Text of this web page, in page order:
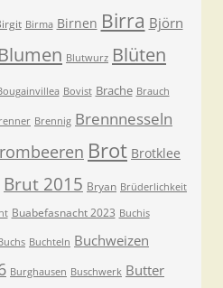
Birma Birnen Birra Björn
Blumen Blutwurz Blüten
Bovist Brache Brauch
Brennig Brennnesseln
Brot Brotklee
Brut 2015 Bryan Brüderlichkeit
Buabefasnacht 2023 Buchis
Buchteln Buchweizen
Burghausen Buschwerk Butter